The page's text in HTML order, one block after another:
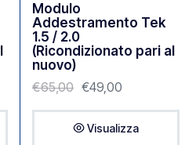
Modulo
Addestramento Tek
1.5 / 2.0
(Ricondizionato pari al
nuovo)
€65,00 €49,00
Visualizza